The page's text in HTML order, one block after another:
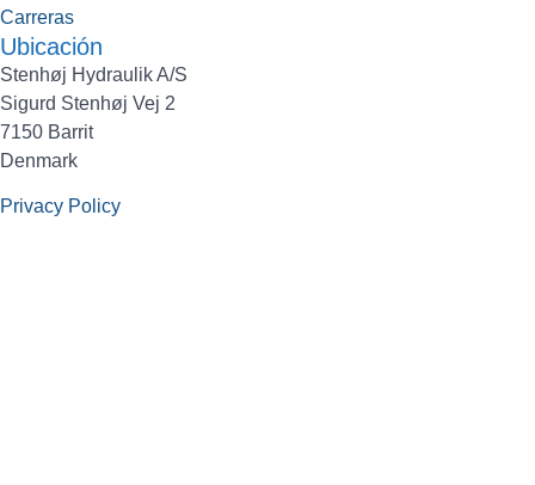
Carreras
Ubicación
Stenhøj Hydraulik A/S
Sigurd Stenhøj Vej 2
7150 Barrit
Denmark
Privacy Policy